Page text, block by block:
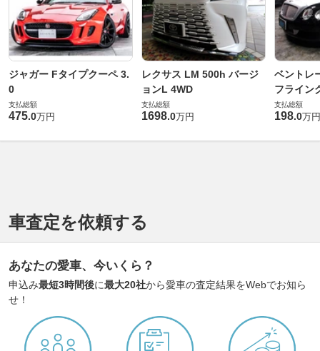
ジャガー Fタイプクーペ 3.
0
支払総額
475.0万円
レクサス LM 500h バージ
ョンL 4WD
支払総額
1698.0万円
ベントレ
フライン
支払総額
198.0万円
車査定を依頼する
あなたの愛車、今いくら？
申込み最短3時間後に最大20社から愛車の査定結果をWebでお知ら
せ！